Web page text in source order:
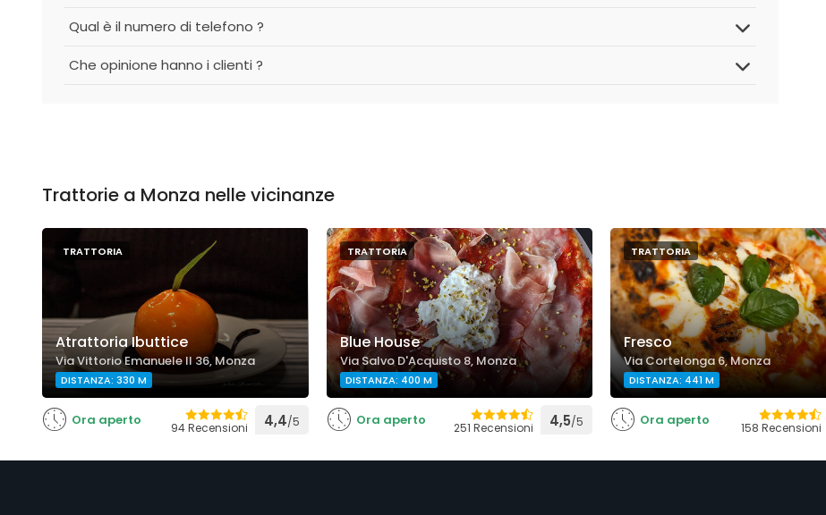
Qual è il numero di telefono ?
Che opinione hanno i clienti ?
Trattorie a Monza nelle vicinanze
TRATTORIA
Atrattoria Ibuttice
Via Vittorio Emanuele II 36, Monza
DISTANZA: 330 M
Ora aperto 94 Recensioni 4,4/5
TRATTORIA
Blue House
Via Salvo D'Acquisto 8, Monza
DISTANZA: 400 M
Ora aperto 251 Recensioni 4,5/5
TRATTORIA
Fresco
Via Cortelonga 6, Monza
DISTANZA: 441 M
Ora aperto 158 Recensioni